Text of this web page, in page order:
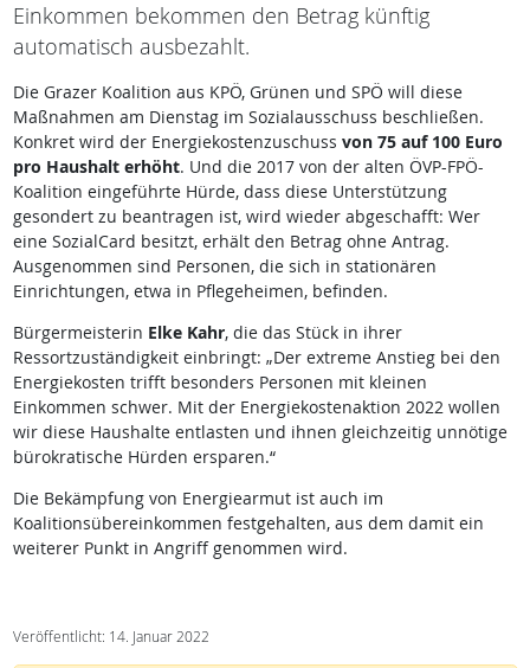
Einkommen bekommen den Betrag künftig
automatisch ausbezahlt.
Die Grazer Koalition aus KPÖ, Grünen und SPÖ will diese
Maßnahmen am Dienstag im Sozialausschuss beschließen.
Konkret wird der Energiekostenzuschuss von 75 auf 100 Euro
pro Haushalt erhöht. Und die 2017 von der alten ÖVP-FPÖ-
Koalition eingeführte Hürde, dass diese Unterstützung
gesondert zu beantragen ist, wird wieder abgeschafft: Wer
eine SozialCard besitzt, erhält den Betrag ohne Antrag.
Ausgenommen sind Personen, die sich in stationären
Einrichtungen, etwa in Pflegeheimen, befinden.
Bürgermeisterin Elke Kahr, die das Stück in ihrer
Ressortzuständigkeit einbringt: „Der extreme Anstieg bei den
Energiekosten trifft besonders Personen mit kleinen
Einkommen schwer. Mit der Energiekostenaktion 2022 wollen
wir diese Haushalte entlasten und ihnen gleichzeitig unnötige
bürokratische Hürden ersparen.“
Die Bekämpfung von Energiearmut ist auch im
Koalitionsübereinkommen festgehalten, aus dem damit ein
weiterer Punkt in Angriff genommen wird.
Veröffentlicht: 14. Januar 2022